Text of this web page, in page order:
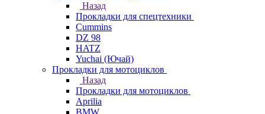
Назад
Прокладки для спецтехники
Cummins
DZ 98
HATZ
Yuchai (Ючай)
Прокладки для мотоциклов
Назад
Прокладки для мотоциклов
Aprilia
BMW